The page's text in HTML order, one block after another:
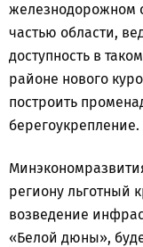
железнодорожном
частью области,
доступность в
районе нового
построить
берегоукрепление.
региону льготный
возведение
«Белой дюны»,